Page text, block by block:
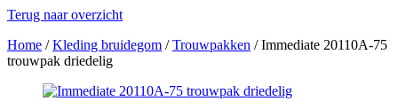
Terug naar overzicht
Home /Kleding bruidegom /Trouwpakken /Immediate 20110A-75
trouwpak driedelig